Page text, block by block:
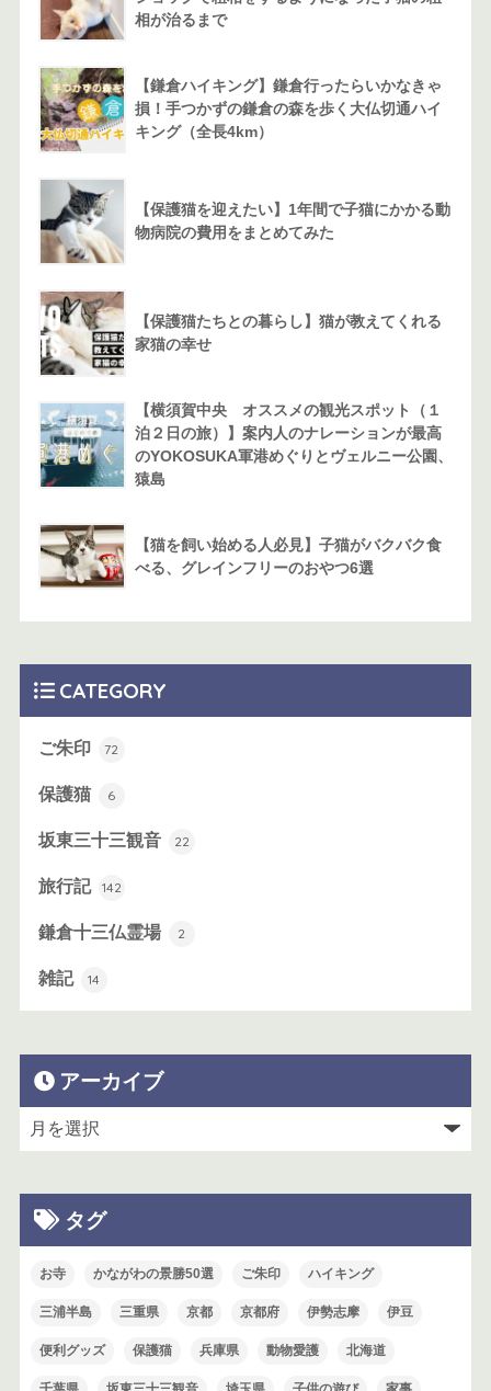
相が治るまで
【鎌倉ハイキング】鎌倉行ったらいかなきゃ
損！手つかずの鎌倉の森を歩く大仏切通ハイ
キング（全長4km）
【保護猫を迎えたい】1年間で子猫にかかる動
物病院の費用をまとめてみた
【保護猫たちとの暮らし】猫が教えてくれる
家猫の幸せ
【横須賀中央 オススメの観光スポット（１
泊２日の旅）】案内人のナレーションが最高
のYOKOSUKA軍港めぐりとヴェルニー公園、
猿島
【猫を飼い始める人必見】子猫がバクバク食
べる、グレインフリーのおやつ6選
CATEGORY
ご朱印 72
保護猫 6
坂東三十三観音 22
旅行記 142
鎌倉十三仏霊場 2
雑記 14
アーカイブ
タグ
お寺 かながわの景勝50選 ご朱印 ハイキング
三浦半島 三重県 京都 京都府 伊勢志摩 伊豆
便利グッズ 保護猫 兵庫県 動物愛護 北海道